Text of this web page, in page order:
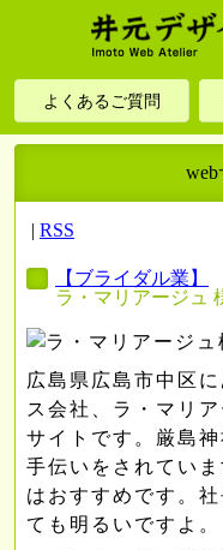
よくあるご質問
| RSS
【ブライダル業】
ラ・マリアージュ
広島県広島市中区
ス会社、ラ・マリ
サイトです。厳島
手伝いをされてい
はおすすめです。
ても明るいですよ。